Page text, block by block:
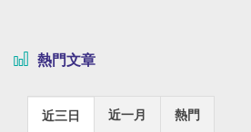
熱門文章
近三日 近一月 熱門